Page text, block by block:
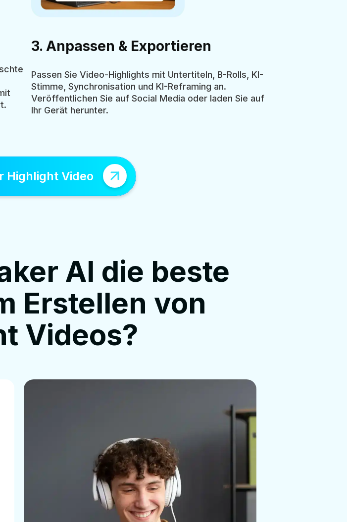
3. Anpassen & Exportieren
Passen Sie Video-Highlights mit Untertiteln, B-Rolls, KI-
Stimme, Synchronisation und KI-Reframing an.
Veröffentlichen Sie auf Social Media oder laden Sie auf
Ihr Gerät herunter.
Highlight Video
AI die beste
Erstellen von
Videos?